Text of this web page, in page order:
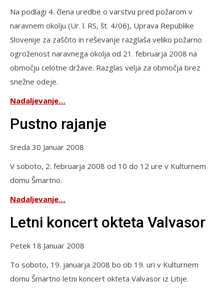
Na podlagi 4. člena uredbe o varstvu pred požarom v
naravnem okolju (Ur. l. RS, št. 4/06), Uprava Republike
Slovenije za zaščito in reševanje razglaša veliko požarno
ogroženost naravnega okolja od 21. februarja 2008 na
območju celotne države. Razglas velja za območja brez
snežne odeje.
Nadaljevanje…
Pustno rajanje
Sreda 30 Januar 2008
V soboto, 2. februarja 2008 od 10 do 12 ure v Kulturnem
domu Šmartno.
Nadaljevanje…
Letni koncert okteta Valvasor
Petek 18 Januar 2008
To soboto, 19. januarja 2008 bo ob 19. uri v Kulturnem
domu Šmartno letni koncert okteta Valvasor iz Litije.